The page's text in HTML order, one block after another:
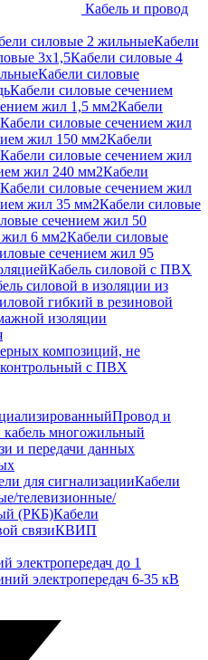
Кабель и провод
силовые 2 жильныеКабели
3х1,5Кабели силовые 4
Кабели силовые
Кабели силовые сечением
жил 1,5 мм2Кабели
Кабели силовые сечением жил
жил 150 мм2Кабели
Кабели силовые сечением жил
жил 240 мм2Кабели
Кабели силовые сечением жил
жил 35 мм2Кабели силовые
сечением жил 50
жил 6 мм2Кабели силовые
сечением жил 95
Кабель силовой с ПВХ
силовой в изоляции из
гибкий в резиновой
изоляции
композиций, не
с ПВХ
Провод и
многожильный
и передачи данных
для сигнализацииКабели
телевизионные/
(РКБ)Кабели
связиКВИП
электропередач до 1
электропередач 6-35 кВ